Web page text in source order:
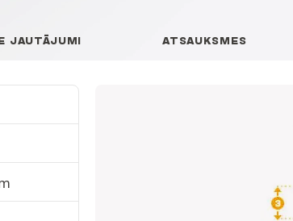
JAUTĀJUMI ATSAUKSMES